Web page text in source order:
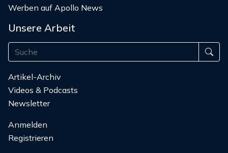
Werben auf Apollo News
Unsere Arbeit
Artikel-Archiv
Videos & Podcasts
Newsletter
Anmelden
Registrieren